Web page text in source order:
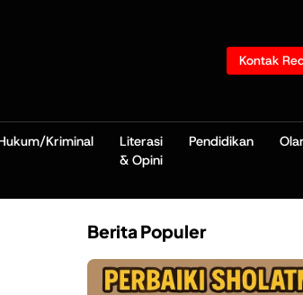
Kontak
Kriminal
Literasi
& Opini
Pendidikan
Berita Populer